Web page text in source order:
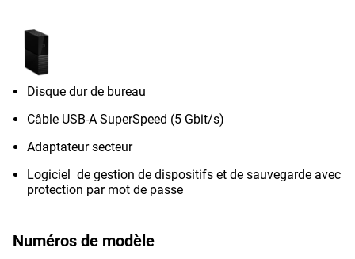
Disque dur de bureau
Câble USB-A SuperSpeed (5 Gbit/s)
Adaptateur secteur
Logiciel de gestion de dispositifs et de sauvegarde avec
protection par mot de passe
Numéros de modèle